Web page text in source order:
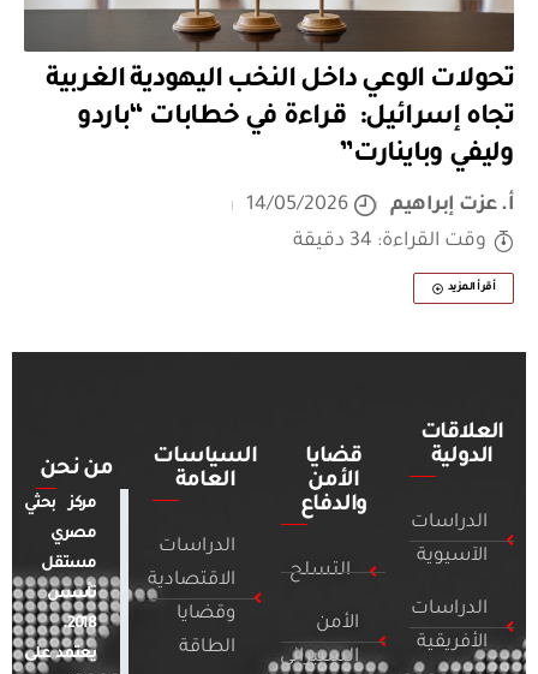
تحولات الوعي داخل النخب اليهودية الغربية
تجاه إسرائيل: قراءة في خطابات “باردو
وليفي وباينارت”
أ. عزت إبراهيم
14/05/2026
وقت القراءة: 34 دقيقة
أقرأ المزيد
العلاقات
الدولية
الدراسات
الآسيوية
الدراسات
الأفريقية
قضايا
الأمن
والدفاع
التسلح
الأمن
السيبراني
السياسات
العامة
الدراسات
الاقتصادية
وقضايا
الطاقة
من نحن
مركز بحثي
مصري
مستقل
تأسس
2018.
يعتمد على